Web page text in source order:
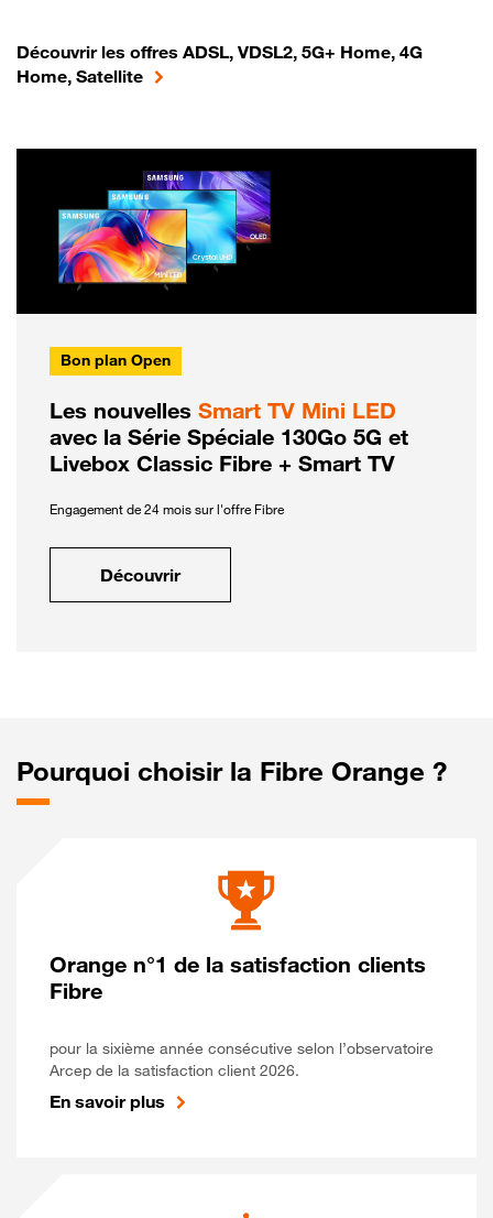
Découvrir les offres ADSL, VDSL2, 5G+ Home, 4G
Home, Satellite
Bon plan Open
Les nouvelles Smart TV Mini LED
avec la Série Spéciale 130Go 5G et
Livebox Classic Fibre + Smart TV
Engagement de 24 mois sur l'offre Fibre
Découvrir
Pourquoi choisir la Fibre Orange ?
Orange n°1 de la satisfaction clients
Fibre
pour la sixième année consécutive selon l’observatoire
Arcep de la satisfaction client 2026.
En savoir plus